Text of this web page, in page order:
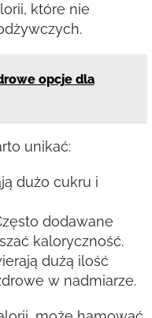
które nie
opcje dla
unikać:
dużo cukru i
dodawane
kaloryczność.
dużą ilość
w nadmiarze.